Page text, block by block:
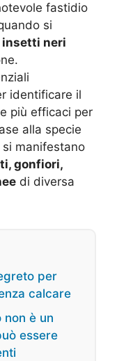
fastidio
si
neri
identificare il
più efficaci per
alla specie
manifestano
gonfiori,
di diversa
per
calcare
non è un
essere